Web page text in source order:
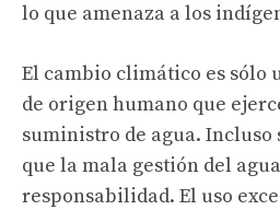
lo que amenaza a los
El cambio climático es sólo
de origen humano que
suministro de agua. Incluso
que la mala gestión del
responsabilidad. El uso